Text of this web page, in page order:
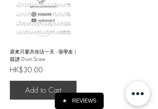
原來只要共你活一天 - 張學友 |
鼓譜 Drum Score
Price
HK$30.00
Add to Cart
★ REVIEWS